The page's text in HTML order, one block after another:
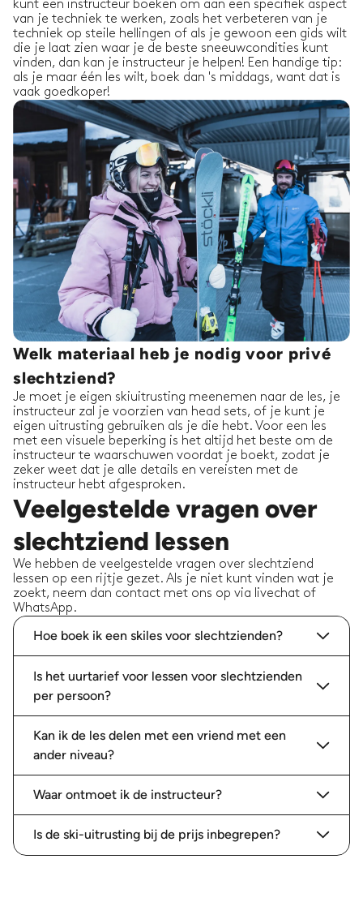
kunt een instructeur boeken om aan een specifiek aspect
van je techniek te werken, zoals het verbeteren van je
techniek op steile hellingen of als je gewoon een gids wilt
die je laat zien waar je de beste sneeuwcondities kunt
vinden, dan kan je instructeur je helpen! Een handige tip:
als je maar één les wilt, boek dan 's middags, want dat is
vaak goedkoper!
Welk materiaal heb je nodig voor privé
slechtziend?
Je moet je eigen skiuitrusting meenemen naar de les, je
instructeur zal je voorzien van head sets, of je kunt je
eigen uitrusting gebruiken als je die hebt. Voor een les
met een visuele beperking is het altijd het beste om de
instructeur te waarschuwen voordat je boekt, zodat je
zeker weet dat je alle details en vereisten met de
instructeur hebt afgesproken.
Veelgestelde vragen over
slechtziend lessen
We hebben de veelgestelde vragen over slechtziend
lessen op een rijtje gezet. Als je niet kunt vinden wat je
zoekt, neem dan contact met ons op via livechat of
WhatsApp.
Hoe boek ik een skiles voor slechtzienden?
Is het uurtarief voor lessen voor slechtzienden
per persoon?
Kan ik de les delen met een vriend met een
ander niveau?
Waar ontmoet ik de instructeur?
Is de ski-uitrusting bij de prijs inbegrepen?